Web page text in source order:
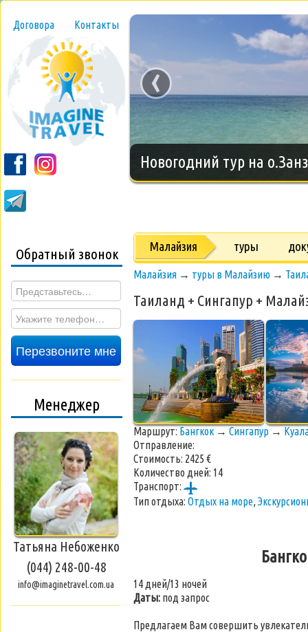
Договора Контакты
Новогодний тур на
‹
Обратный звонок
Перезвоните мне
Менеджер
Татьяна Небоженко
(044) 248-00-48
info@imaginetravel.com.ua
Малайзия туры
Малайзия → туры в Малайзию →
Таиланд + Сингапур +
Маршрут: Бангкок → Сингапур →
Отправление:
Стоимость: 2425 €
Количество дней: 14
Транспорт:
Тип отдыха: Отдых на море,
14 дней/13 ночей
Даты: под запрос
Предлагаем Вам совершить